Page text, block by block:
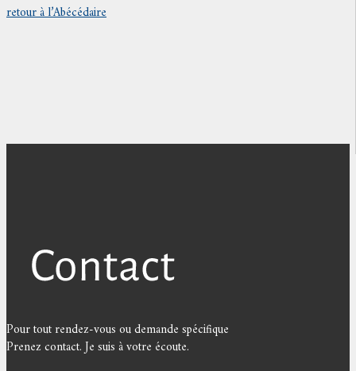
retour à l’Abécédaire
Pour tout rendez-vous ou demande spécifique
Prenez contact. Je suis à votre écoute.